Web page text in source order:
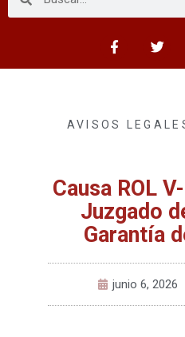
AVISOS
Causa ROL
Juzgado
Garantía
junio 6, 2026